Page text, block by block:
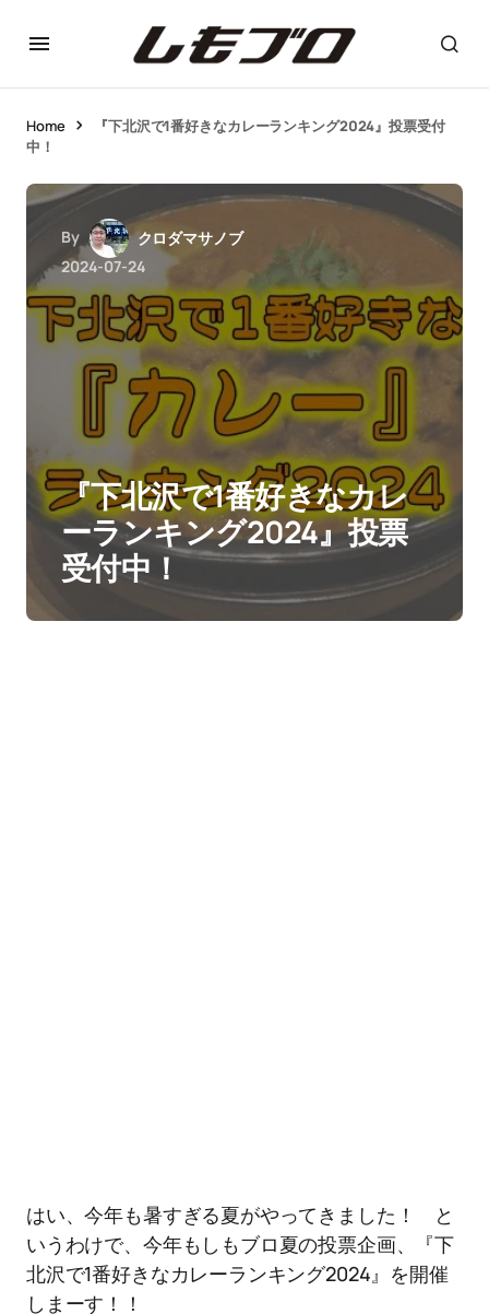
Home
『下北沢で1番好きなカレーランキング2024』投票受付
中！
By
クロダマサノブ
2024-07-24
『下北沢で1番好きなカレ
ーランキング2024』投票
受付中！
はい、今年も暑すぎる夏がやってきました！ と
いうわけで、今年もしもブロ夏の投票企画、『下
北沢で1番好きなカレーランキング2024』を開催
しまーす！！